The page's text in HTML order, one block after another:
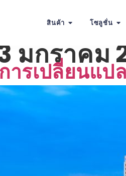
สินค้า โซลูชั่น
มกราคม
ารเปลี่ยนแ